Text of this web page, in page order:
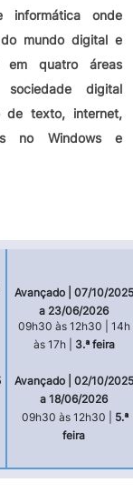
informática onde
do mundo digital e
em quatro áreas
digital
de texto, internet,
no Windows e
Avançado | 07/10/2025
a 23/06/2026
09h30 às 12h30 | 14h
às 17h | 3.ª feira
Avançado | 02/10/2025
a 18/06/2026
09h30 às 12h30 | 5.ª
feira